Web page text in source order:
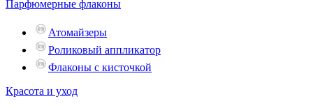
Парфюмерные флаконы
Атомайзеры
Роликовый аппликатор
Флаконы с кисточкой
Красота и уход